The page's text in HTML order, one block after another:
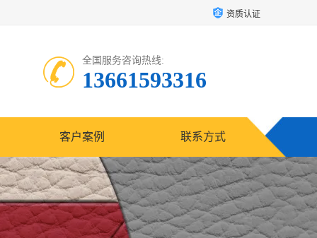
资质认证
全国服务咨询热线:
13661593316
客户案例 联系方式